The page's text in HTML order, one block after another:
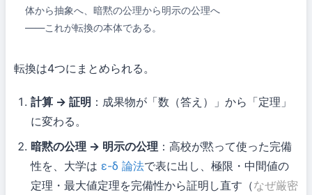
体から抽象へ、暗黙の公理から明示の公理へ
——これが転換の本体である。
転換は4つにまとめられる。
計算 → 証明 ：成果物が「数（答え）」から「定理」
に変わる。
暗黙の公理 → 明示の公理 ：高校が黙って使った完備
性を、大学は ε-δ 論法で表に出し、極限・中間値の
定理・最大値定理を完備性から証明し直す（なぜ厳密